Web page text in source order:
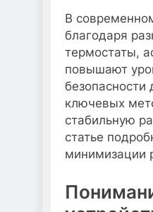
В
благодаря
термостаты,
повышают
ключевых
стабильную
статье
минимизации